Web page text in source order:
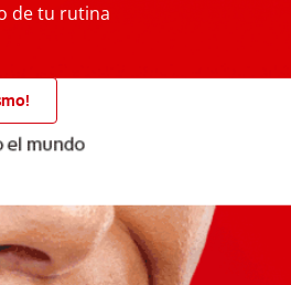
de tu rutina